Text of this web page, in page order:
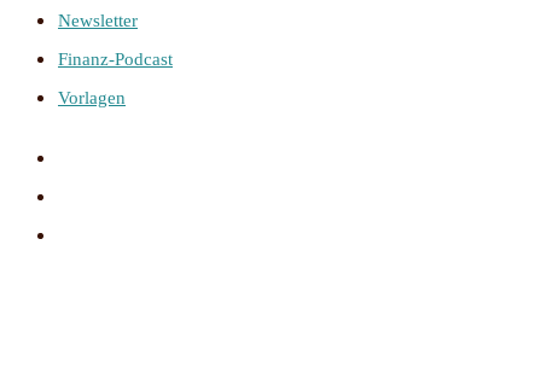
Newsletter
Finanz-Podcast
Vorlagen